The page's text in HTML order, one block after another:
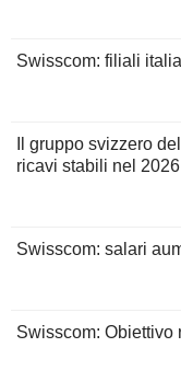
Swisscom: filiali
Il gruppo svizzero
ricavi stabili nel
Swisscom: salari
Swisscom: Obiettivo